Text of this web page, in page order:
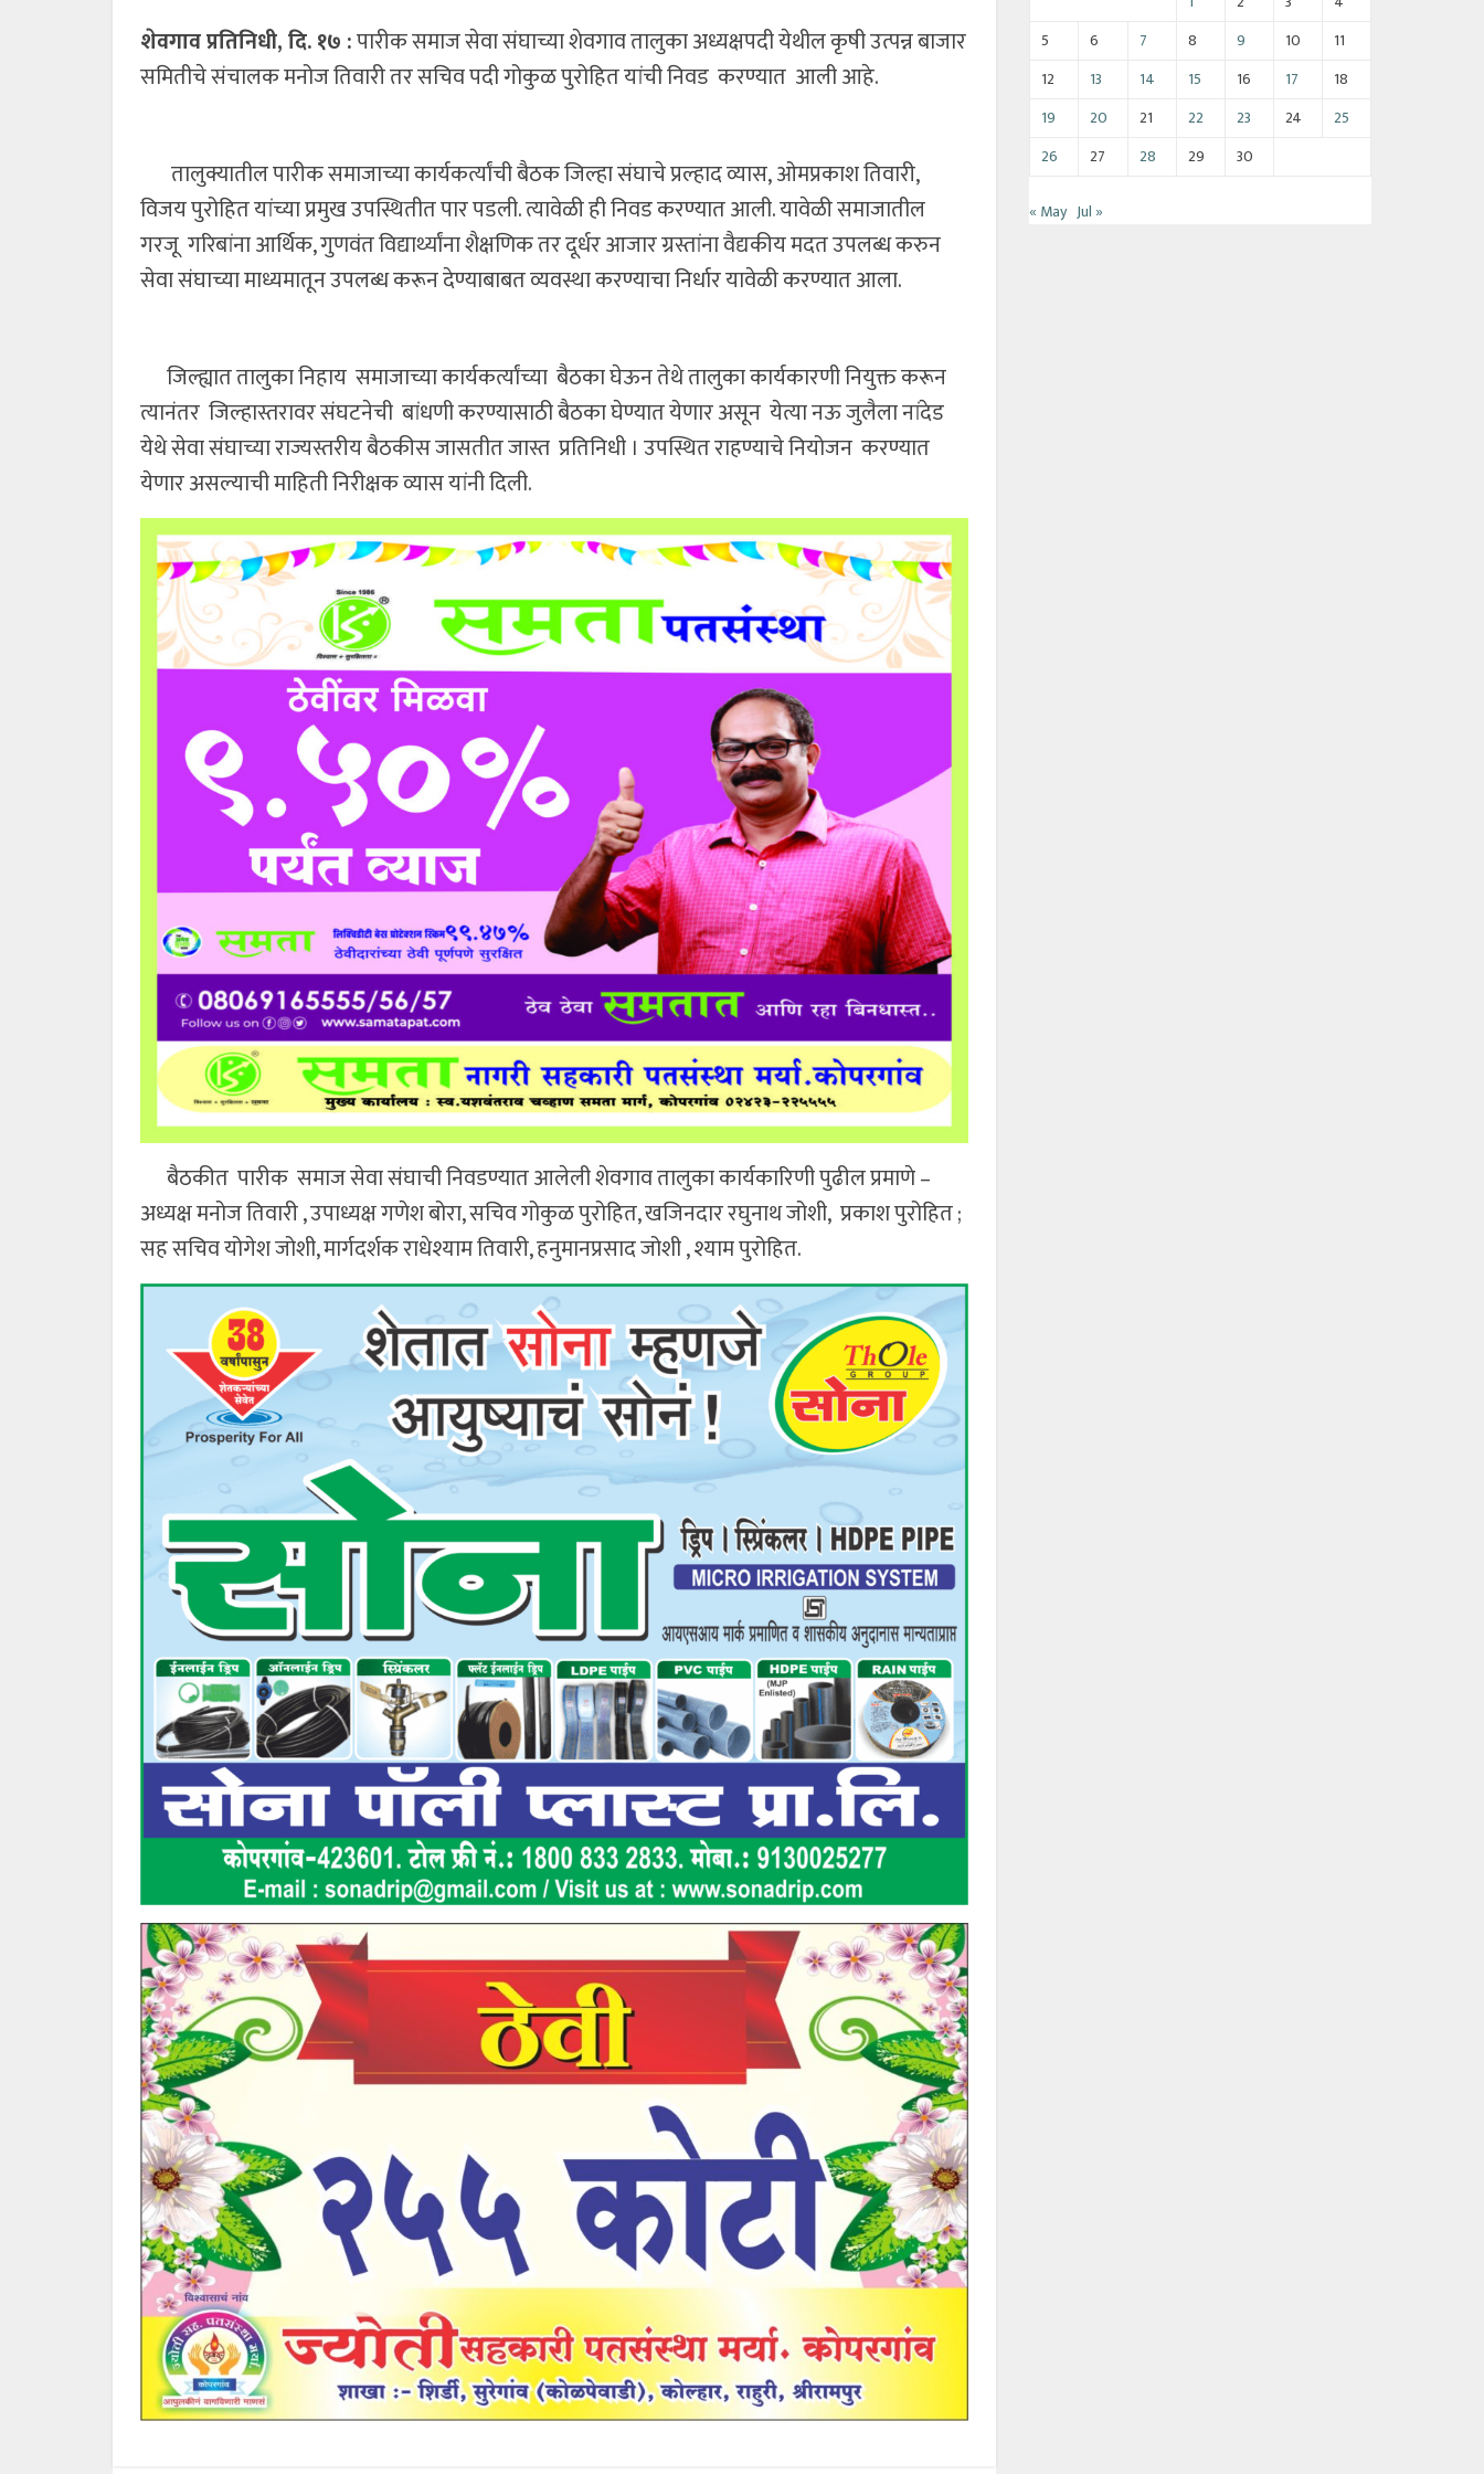
शेवगाव प्रतिनिधी, दि. १७ :पारीक समाज सेवा संघाच्या शेवगाव तालुका अध्यक्षपदी येथील कृषी उत्पन्न बाजार
समितीचे संचालक मनोज तिवारी तर सचिव पदी गोकुळ पुरोहित यांची निवड करण्यात आली आहे.
तालुक्यातील पारीक समाजाच्या कार्यकर्त्यांची बैठक जिल्हा संघाचे प्रल्हाद व्यास, ओमप्रकाश तिवारी,
विजय पुरोहित यांच्या प्रमुख उपस्थितीत पार पडली. त्यावेळी ही निवड करण्यात आली. यावेळी समाजातील
गरजू गरिबांना आर्थिक, गुणवंत विद्यार्थ्यांना शैक्षणिक तर दूर्धर आजार ग्रस्तांना वैद्यकीय मदत उपलब्ध करुन
सेवा संघाच्या माध्यमातून उपलब्ध करून देण्याबाबत व्यवस्था करण्याचा निर्धार यावेळी करण्यात आला.
जिल्ह्यात तालुका निहाय समाजाच्या कार्यकर्त्यांच्या बैठका घेऊन तेथे तालुका कार्यकारणी नियुक्त करून
त्यानंतर जिल्हास्तरावर संघटनेची बांधणी करण्यासाठी बैठका घेण्यात येणार असून येत्या नऊ जुलैला नांदेड
येथे सेवा संघाच्या राज्यस्तरीय बैठकीस जासतीत जास्त प्रतिनिधी । उपस्थित राहण्याचे नियोजन करण्यात
येणार असल्याची माहिती निरीक्षक व्यास यांनी दिली.
बैठकीत पारीक समाज सेवा संघाची निवडण्यात आलेली शेवगाव तालुका कार्यकारिणी पुढील प्रमाणे –
अध्यक्ष मनोज तिवारी , उपाध्यक्ष गणेश बोरा, सचिव गोकुळ पुरोहित, खजिनदार रघुनाथ जोशी, प्रकाश पुरोहित ;
सह सचिव योगेश जोशी, मार्गदर्शक राधेश्याम तिवारी, हनुमानप्रसाद जोशी , श्याम पुरोहित.
5
6 7 8 9 10
11
12
13 14 15 16 17
18
19
20 21 22 23 24
25
26
27 28 29 30
« May Jul »